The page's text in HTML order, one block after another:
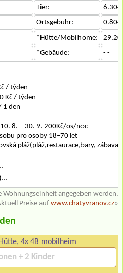
Tier:
Ortsgebühr:
*Hütte/Mobilhome:
*Gebäude:
- -
/ týden
Kč / týden
1 den
8. ‒ 30. 9. 200Kč/os/noc
pro osoby 18–70 let
pláž(pláž,restaurace,bary,
Wohnungseinheit angegeben werden.
Preise aufwww.chatyvranov.cz»
4x 4B mobilheim